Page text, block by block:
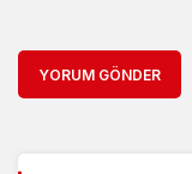
YORUM GÖNDER